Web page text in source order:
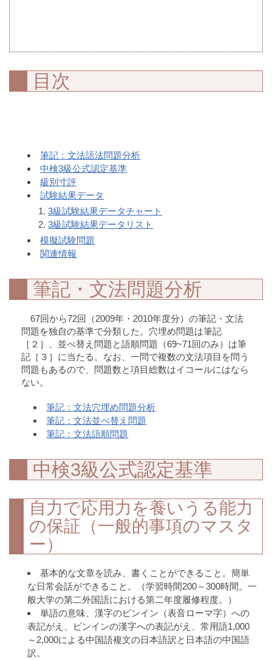
目次
筆記：文法語法問題分析
中検3級公式認定基準
級別寸評
試験結果データ
3級試験結果データチャート
3級試験結果データリスト
模擬試験問題
関連情報
筆記・文法問題分析
67回から72回（2009年・2010年度分）の筆記・文法
問題を独自の基準で分類した。穴埋め問題は筆記
［２］、並べ替え問題と語順問題（69~71回のみ）は筆
記［３］に当たる。なお、一問で複数の文法項目を問う
問題もあるので、問題数と項目総数はイコールにはなら
ない。
筆記：文法穴埋め問題分析
筆記：文法並べ替え問題
筆記：文法語順問題
中検3級公式認定基準
自力で応用力を養いうる能力
の保証（一般的事項のマスタ
ー）
基本的な文章を読み、書くことができること。簡単
な日常会話ができること。（学習時間200～300時間。一
般大学の第二外国語における第二年度履修程度。）
単語の意味、漢字のピンイン（表音ローマ字）への
表記がえ、ピンインの漢字への表記がえ、常用語1,000
～2,000による中国語複文の日本語訳と日本語の中国語
訳。